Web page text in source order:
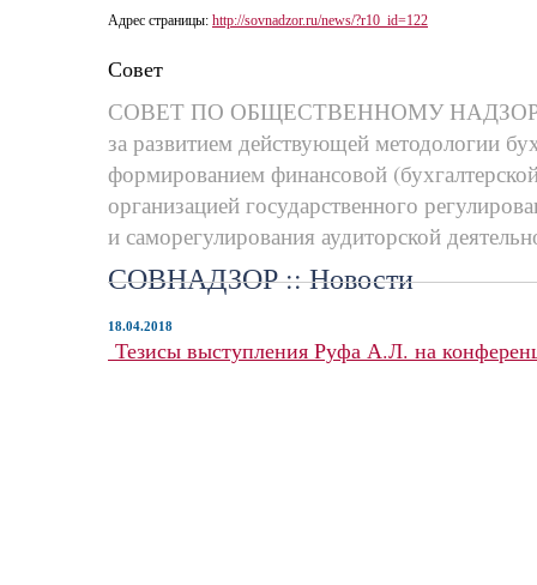
Совет
СОВЕТ ПО ОБЩЕСТВЕННОМУ
за развитием действующей методологии
формированием финансовой
организацией государственного
и саморегулирования аудиторской
Адрес страницы: http://sovnadzor.ru/news/?r10_id=122
СОВНАДЗОР :: Новости
18.04.2018
Тезисы выступления Руфа А.Л. на